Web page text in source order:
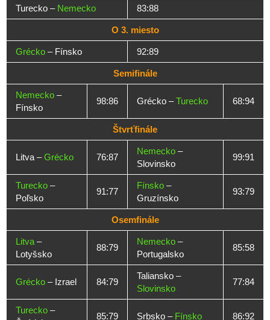
Turecko – Nemecko 83:88
O 3. miesto
Grécko – Fínsko 92:89
Semifinále
Nemecko –
Fínsko
98:86 Grécko –Turecko 68:94
Štvrťfinále
Litva –Grécko 76:87
Nemecko –
Slovinsko
99:91
Turecko –
Poľsko
91:77
Fínsko –
Gruzínsko
93:79
Osemfinále
Litva –
Lotyšsko
88:79
Nemecko –
Portugalsko
85:58
Grécko – Izrael 84:79
Taliansko –
Slovinsko
77:84
Turecko –
85:79 Srbsko – Fínsko 86:92